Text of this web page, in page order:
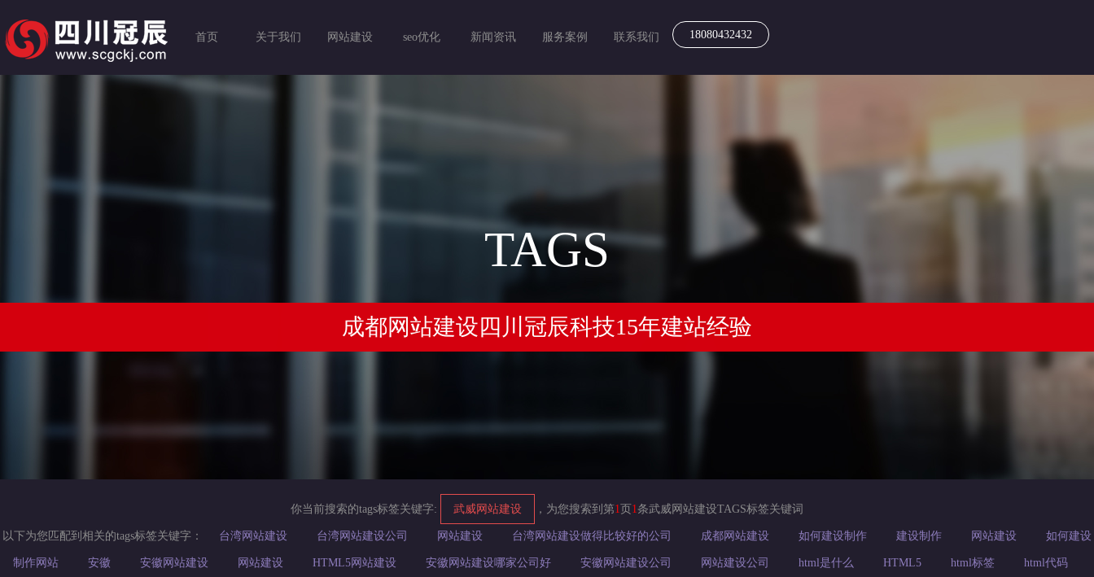
首页 关于我们 网站建设 seo优化 新闻资讯 服务案例 联系我们 18080432432
TAGS
成都网站建设四川冠辰科技15年建站经验
你当前搜索的tags标签关键字: 武威网站建设 ，为您搜索到第1 页 1条武威网站建设TAGS标签关键词
以下为您匹配到相关的tags标签关键字： 台湾网站建设 台湾网站建设公司 网站建设 台湾网站建设做得比较好的公司 成都网站建设 如何建设制作 建设制作 网站建设 如何建设
制作网站 安徽 安徽网站建设 网站建设 HTML5网站建设 安徽网站建设哪家公司好 安徽网站建设公司 网站建设公司 html是什么 HTML5 html标签 html代码